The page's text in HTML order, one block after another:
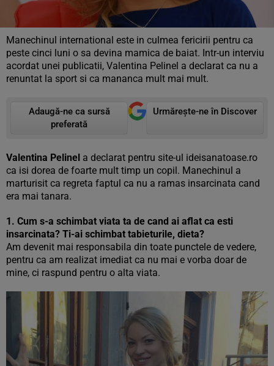
Manechinul international este in culmea fericirii pentru ca
peste cinci luni o sa devina mamica de baiat. Intr-un interviu
acordat unei publicatii, Valentina Pelinel a declarat ca nu a
renuntat la sport si ca mananca mult mai mult.
Adaugă-ne ca sursă
preferată
Urmărește-ne în Discover
Valentina Pelinel a declarat pentru site-ul ideisanatoase.ro
ca isi dorea de foarte mult timp un copil. Manechinul a
marturisit ca regreta faptul ca nu a ramas insarcinata cand
era mai tanara.
1. Cum s-a schimbat viata ta de cand ai aflat ca esti
insarcinata? Ti-ai schimbat tabieturile, dieta?
Am devenit mai responsabila din toate punctele de vedere,
pentru ca am realizat imediat ca nu mai e vorba doar de
mine, ci raspund pentru o alta viata.